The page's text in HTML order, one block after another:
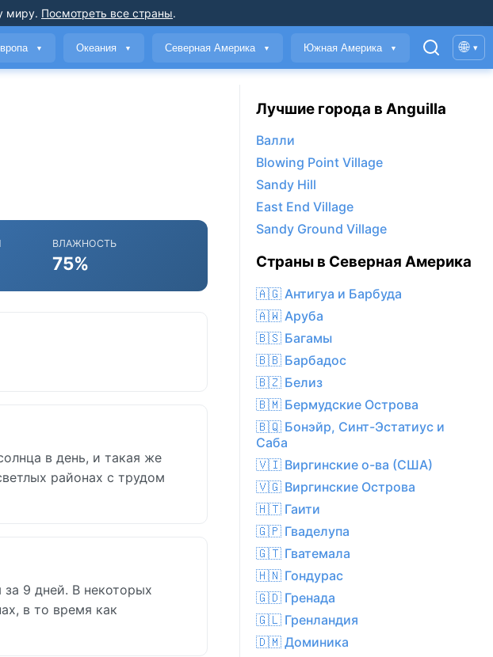
миру. Посмотреть все страны.
▼ Океания ▼ Северная Америка ▼ Южная Америка ▼ 🌐 ▾
ВЛАЖНОСТЬ
75%
в день, и такая же
районах с трудом
9 дней. В некоторых
в то время как
Лучшие города в Anguilla
Валли
Blowing Point Village
Sandy Hill
East End Village
Sandy Ground Village
Страны в Северная Америка
🇦🇬 Антигуа и Барбуда
🇦🇼 Аруба
🇧🇸 Багамы
🇧🇧 Барбадос
🇧🇿 Белиз
🇧🇲 Бермудские Острова
🇧🇶 Бонэйр, Синт-Эстатиус и
Саба
🇻🇮 Виргинские о-ва (США)
🇻🇬 Виргинские Острова
🇭🇹 Гаити
🇬🇵 Гваделупа
🇬🇹 Гватемала
🇭🇳 Гондурас
🇬🇩 Гренада
🇬🇱 Гренландия
🇩🇲 Доминика